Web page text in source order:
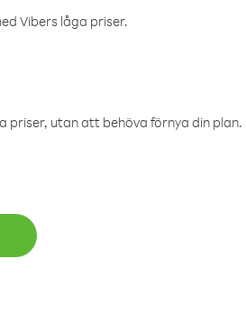
Vibers låga priser.
priser, utan att behöva förnya din plan.